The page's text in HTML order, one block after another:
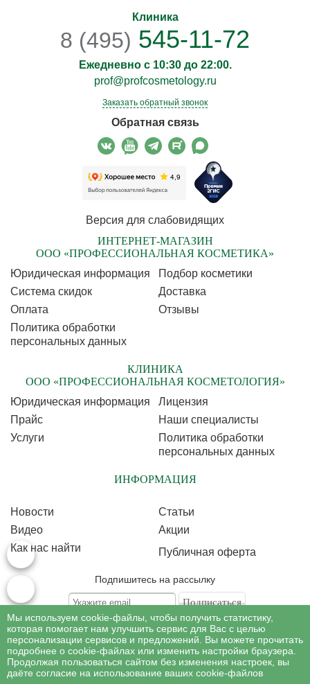
Клиника
8 (495) 545-11-72
Ежедневно с 10:30 до 22:00.
prof@profcosmetology.ru
Заказать обратный звонок
Обратная связь
Версия для слабовидящих
ИНТЕРНЕТ-МАГАЗИН
ООО «ПРОФЕССИОНАЛЬНАЯ КОСМЕТИКА»
Юридическая информация
Подбор косметики
Cистема скидок
Доставка
Оплата
Отзывы
Политика обработки
персональных данных
КЛИНИКА
ООО «ПРОФЕССИОНАЛЬНАЯ КОСМЕТОЛОГИЯ»
Юридическая информация
Лицензия
Прайс
Наши специалисты
Услуги
Политика обработки
персональных данных
ИНФОРМАЦИЯ
Новости
Статьи
Видео
Акции
Как нас найти
Публичная оферта
Подпишитесь на рассылку
Подписываясь на рассылку, Вы соглашаетесь c условиями политикиобработки
персональных данных
©Профессиональная косметология, 2007 - 2026
Все права на материалы сайта www.profcosmetology.ru охраняются в
Мы используем cookie-файлы, чтобы получить статистику,
которая помогает нам улучшить сервис для Вас с целью
персонализации сервисов и предложений. Вы можете прочитать
подробнее о cookie-файлах или изменить настройки браузера.
Продолжая пользоваться сайтом без изменения настроек, вы
даёте согласие на использование ваших cookie-файлов